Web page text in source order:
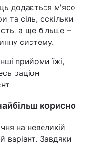
додається м'ясо
та сіль, оскільки
а ще більше –
систему.
прийоми їжі,
раціон
корисно
на невеликій
варіант. Завдяки